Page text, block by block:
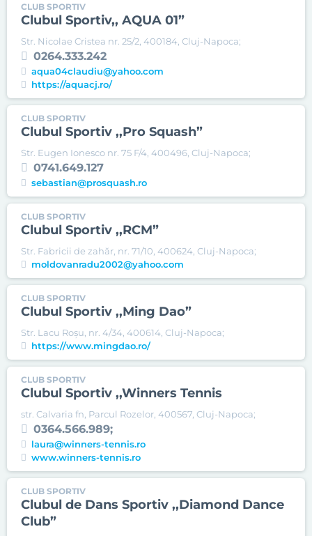
CLUB SPORTIV
Clubul Sportiv,, AQUA 01”
Str. Nicolae Cristea nr. 25/2, 400184, Cluj-Napoca;
0264.333.242
aqua04claudiu@yahoo.com
https://aquacj.ro/
CLUB SPORTIV
Clubul Sportiv ,,Pro Squash”
Str. Eugen Ionesco nr. 75 F/4, 400496, Cluj-Napoca;
0741.649.127
sebastian@prosquash.ro
CLUB SPORTIV
Clubul Sportiv ,,RCM”
Str. Fabricii de zahăr, nr. 71/10, 400624, Cluj-Napoca;
moldovanradu2002@yahoo.com
CLUB SPORTIV
Clubul Sportiv ,,Ming Dao”
Str. Lacu Roşu, nr. 4/34, 400614, Cluj-Napoca;
https://www.mingdao.ro/
CLUB SPORTIV
Clubul Sportiv ,,Winners Tennis
str. Calvaria fn, Parcul Rozelor, 400567, Cluj-Napoca;
0364.566.989;
laura@winners-tennis.ro
www.winners-tennis.ro
CLUB SPORTIV
Clubul de Dans Sportiv ,,Diamond Dance
Club”